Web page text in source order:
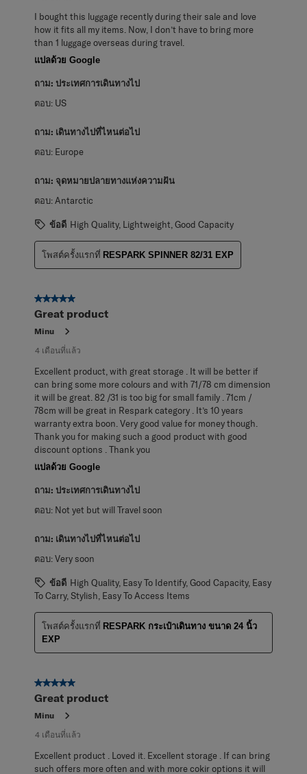
I bought this luggage recently during their sale and love
how it fits all my items. Now, I don’t have to bring more
than 1 luggage overseas during travel.
แปลด้วย Google
ถาม: ประเทศการเดินทางไป
ตอบ: US
ถาม: เดินทางไปที่ไหนต่อไป
ตอบ: Europe
ถาม: จุดหมายปลายทางแห่งความฝัน
ตอบ:Antarctic
ข้อดี High Quality, Lightweight, Good Capacity
โพสต์ครั้งแรกที่ RESPARK SPINNER 82/31 EXP
5 จาก 5 ดาว
Great product
Minu
4 เดือนที่แล้ว
Excellent product, with great storage . It will be better if
can bring some more colours and with 71/78 cm dimension
it will be great. 82 /31 is too big for small family . 71cm /
78cm will be great in Respark category . It’s 10 years
warranty extra boon. Very good value for money though.
Thank you for making such a good product with good
discount options . Thank you
แปลด้วย Google
ถาม: ประเทศการเดินทางไป
ตอบ: Not yet but will Travel soon
ถาม: เดินทางไปที่ไหนต่อไป
ตอบ:Very soon
ข้อดี High Quality, Easy To Identify, Good Capacity, Easy
To Carry, Stylish, Easy To Access Items
โพสต์ครั้งแรกที่ RESPARK กระเป๋าเดินทาง ขนาด 24 นิ้ว
EXP
5 จาก 5 ดาว
Great product
Minu
4 เดือนที่แล้ว
Excellent product . Loved it. Excellent storage . If can bring
such offers more often and with more cokir options it will